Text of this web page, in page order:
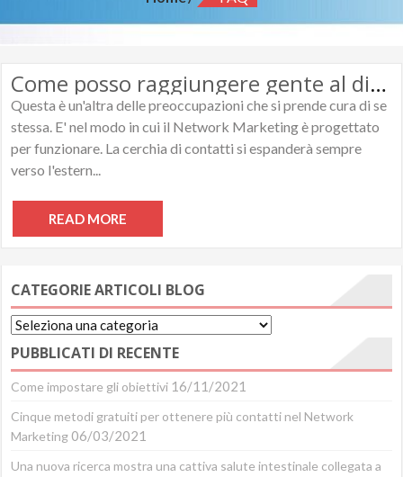
Come posso raggiungere gente al di fuori della mia cerchia di amici, della famiglia o delle conoscenze casuali?
Questa è un'altra delle preoccupazioni che si prende cura di se
stessa. E' nel modo in cui il Network Marketing è progettato
per funzionare. La cerchia di contatti si espanderà sempre
verso l'estern...
READ MORE
CATEGORIE ARTICOLI BLOG
Categorie
Articoli
Blog
PUBBLICATI DI RECENTE
Come impostare gli obiettivi 16/11/2021
Cinque metodi gratuiti per ottenere più contatti nel Network
Marketing 06/03/2021
Una nuova ricerca mostra una cattiva salute intestinale collegata a